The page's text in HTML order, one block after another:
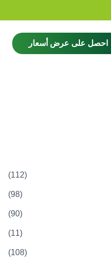
احصل على عرض أسعار
(
112
)
(
98
)
(
90
)
(
11
)
(
108
)